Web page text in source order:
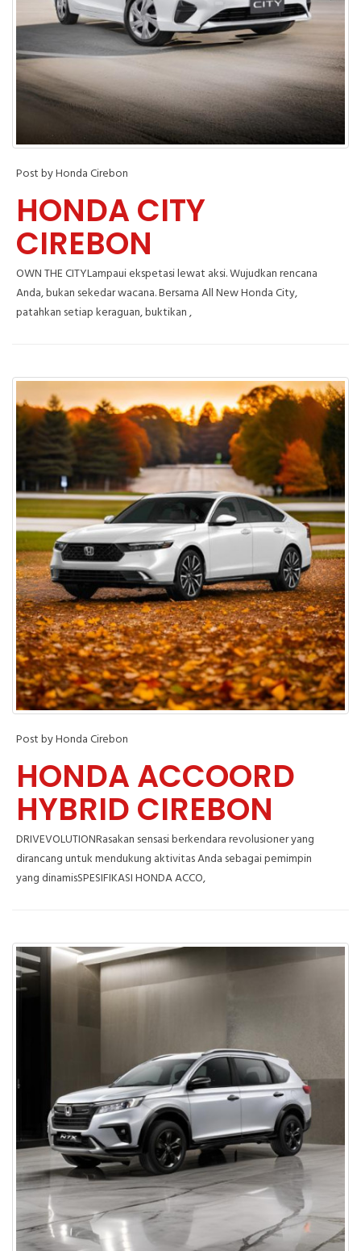
Post by Honda Cirebon
HONDA CITY
CIREBON
OWN THE CITYLampaui ekspetasi lewat aksi. Wujudkan rencana
Anda, bukan sekedar wacana. Bersama All New Honda City,
patahkan setiap keraguan, buktikan ,
Post by Honda Cirebon
HONDA ACCOORD
HYBRID CIREBON
DRIVEVOLUTIONRasakan sensasi berkendara revolusioner yang
dirancang untuk mendukung aktivitas Anda sebagai pemimpin
yang dinamisSPESIFIKASI HONDA ACCO,